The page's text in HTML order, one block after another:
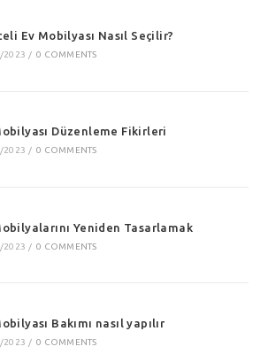
Ev Mobilyası Nasıl Seçilir?
2023 / 0 COMMENTS
Düzenleme Fikirleri
2023 / 0 COMMENTS
Yeniden Tasarlamak
2023 / 0 COMMENTS
Bakımı nasıl yapılır
2023 / 0 COMMENTS